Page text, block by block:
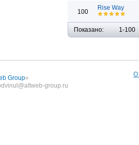
100
Rise Way
Показано: 1-100
Group»
group.ru
О